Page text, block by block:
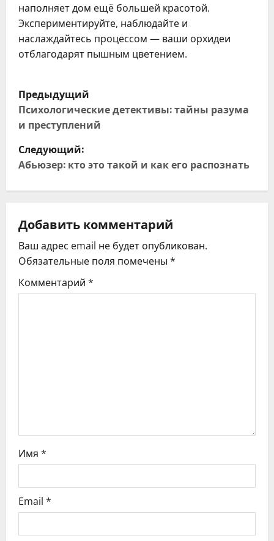
наполняет дом ещё большей красотой.
Экспериментируйте, наблюдайте и
наслаждайтесь процессом — ваши орхидеи
отблагодарят пышным цветением.
Н
а
в
и
г
а
ц
и
я
и
я
Предыдущий
Психологические детективы: тайны разума
и преступлений
Следующий:
Абьюзер: кто это такой и как его распознать
Добавить комментарий
Ваш адрес email не будет опубликован.
Обязательные поля помечены *
Комментарий *
Имя *
Email *